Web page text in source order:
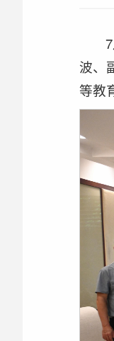
波、
等教